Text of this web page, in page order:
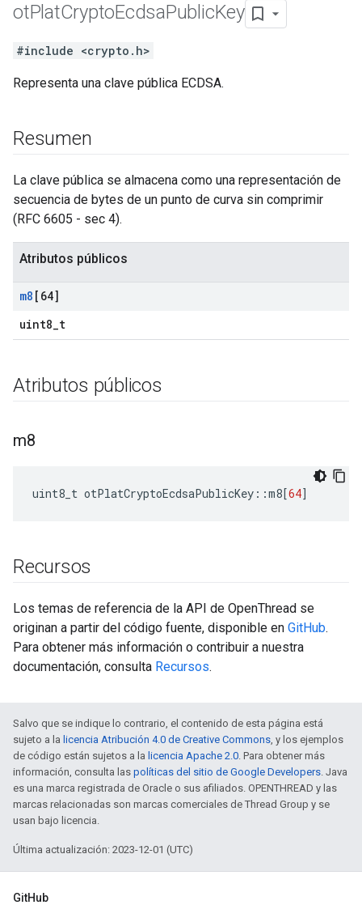
otPlatCryptoEcdsaPublicKey
#include <crypto.h>
Representa una clave pública ECDSA.
Resumen
La clave pública se almacena como una representación de
secuencia de bytes de un punto de curva sin comprimir
(RFC 6605 - sec 4).
Atributos públicos
m8 [64]
uint8_t
Atributos públicos
m8
uint8_t otPlatCryptoEcdsaPublicKey ::m8[64]
Recursos
Los temas de referencia de la API de OpenThread se
originan a partir del código fuente, disponible en GitHub.
Para obtener más información o contribuir a nuestra
documentación, consulta Recursos.
Salvo que se indique lo contrario, el contenido de esta página está
sujeto a la licencia Atribución 4.0 de Creative Commons, y los ejemplos
de código están sujetos a la licencia Apache 2.0. Para obtener más
información, consulta las políticas del sitio de Google Developers. Java
es una marca registrada de Oracle o sus afiliados. OPENTHREAD y las
marcas relacionadas son marcas comerciales de Thread Group y se
usan bajo licencia.
Última actualización: 2023-12-01 (UTC)
GitHub